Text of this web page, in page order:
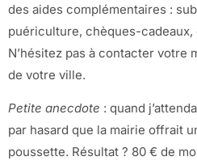
des aides complémentaires :
puériculture, chèques-cadeaux,
N’hésitez pas à contacter votre
de votre ville.
Petite anecdote : quand
par hasard que la mairie offrait
poussette. Résultat ? 80 € de